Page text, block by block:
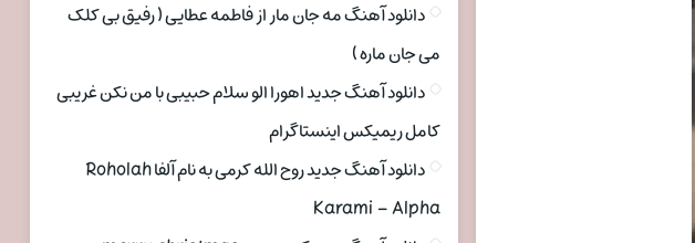
دانلود آهنگ مه جان مار از فاطمه عطایی ( رفیق بی کلک
می جان ماره )
دانلود آهنگ جدید اهورا الو سلام حبیبی با من نکن غریبی
کامل ریمیکس اینستاگرام
دانلود آهنگ جدید روح الله کرمی به نام آلفا Roholah
Karami – Alpha